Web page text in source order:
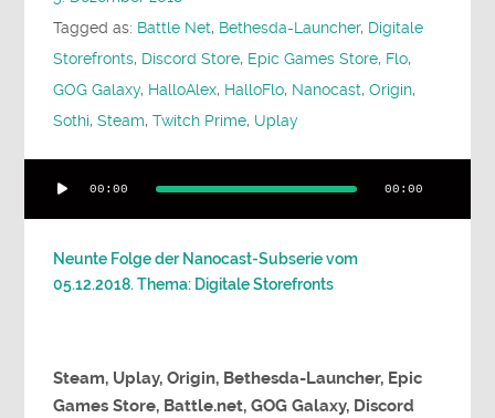
Tagged as: Battle Net, Bethesda-Launcher, Digitale
Storefronts, Discord Store, Epic Games Store, Flo,
GOG Galaxy, HalloAlex, HalloFlo, Nanocast,Origin,
Sothi,Steam,Twitch Prime, Uplay
Player
00:00 00:00
Neunte Folge der Nanocast-Subserie vom
05.12.2018. Thema: Digitale Storefronts
Steam, Uplay, Origin, Bethesda-Launcher, Epic
Games Store, Battle.net, GOG Galaxy, Discord